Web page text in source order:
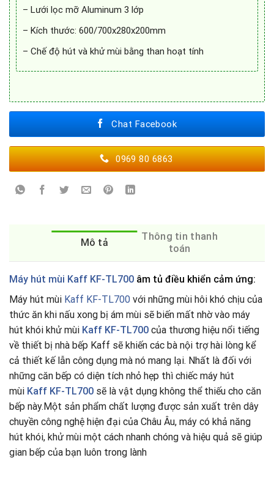
– Lưới lọc mỡ Aluminum 3 lớp
– Kích thước: 600/700x280x200mm
– Chế độ hút và khử mùi bằng than hoạt tính
Chat Facebook
0969 80 6863
Mô tả
Thông tin thanh
toán
Máy hút mùi Kaff KF-TL700 âm tủ điều khiển cảm ứng:
Máy hút mùi Kaff KF-TL700 với những mùi hôi khó chịu của
thức ăn khi nấu xong bị ám mùi sẽ biến mất nhờ vào máy
hút khói khử mùi Kaff KF-TL700 của thương hiệu nổi tiếng
về thiết bị nhà bếp Kaff sẽ khiến các bà nội trợ hài lòng kể
cả thiết kế lẫn công dụng mà nó mang lại. Nhất là đối với
những căn bếp có diện tích nhỏ hẹp thì chiếc máy hút
mùi Kaff KF-TL700 sẽ là vật dụng không thể thiếu cho căn
bếp này.Một sản phẩm chất lượng được sản xuất trên dây
chuyền công nghệ hiện đại của Châu Âu, máy có khả năng
hút khói, khử mùi một cách nhanh chóng và hiệu quả sẽ giúp
gian bếp của bạn luôn trong lành